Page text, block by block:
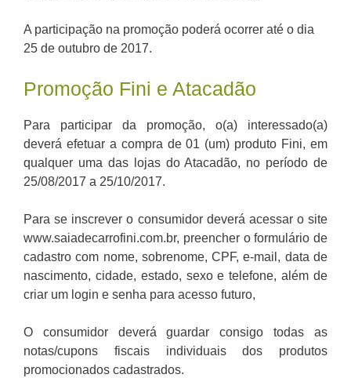
A participação na promoção poderá ocorrer até o dia
25 de outubro de 2017.
Promoção Fini e Atacadão
Para participar da promoção, o(a) interessado(a)
deverá efetuar a compra de 01 (um) produto Fini, em
qualquer uma das lojas do Atacadão, no período de
25/08/2017 a 25/10/2017.
Para se inscrever o consumidor deverá acessar o site
www.saiadecarrofini.com.br, preencher o formulário de
cadastro com nome, sobrenome, CPF, e-mail, data de
nascimento, cidade, estado, sexo e telefone, além de
criar um login e senha para acesso futuro,
O consumidor deverá guardar consigo todas as
notas/cupons fiscais individuais dos produtos
promocionados cadastrados.